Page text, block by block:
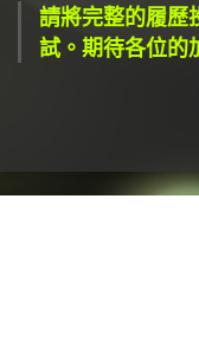
請將完整的履歷
試。期待各位的